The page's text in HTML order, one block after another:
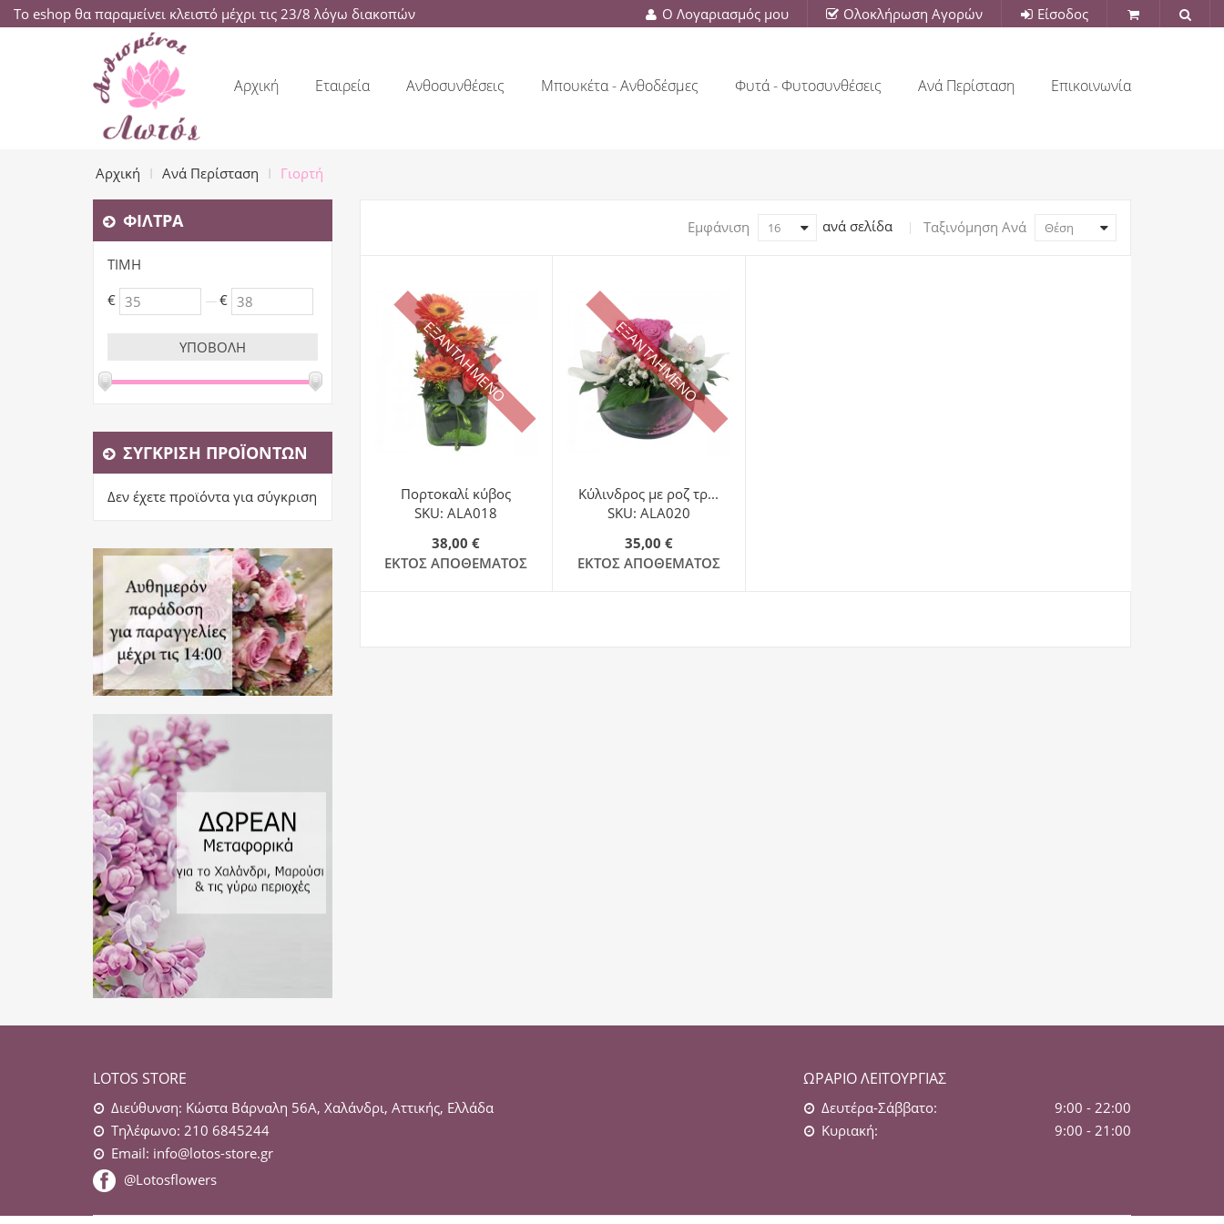
Το eshop θα παραμείνει κλειστό μέχρι τις 23/8 λόγω διακοπών Ο Λογαριασμός μου Ολοκλήρωση Αγορών Είσοδος
Αρχική Εταιρεία Ανθοσυνθέσεις Μπουκέτα - Ανθοδέσμες Φυτά - Φυτοσυνθέσεις Ανά Περίσταση Επικοινωνία
Αρχική Ανά Περίσταση Γιορτή
ΦΊΛΤΡΑ
ΤΙΜΉ
€
€
ΣΎΓΚΡΙΣΗ ΠΡΟΪΌΝΤΩΝ
Δεν έχετε προϊόντα για σύγκριση
Εμφάνιση 16 ανά σελίδα Ταξινόμηση Ανά Θέση
ΕΞΑΝΤΛΗΜΕΝΟ
Πορτοκαλί κύβος
SKU: ALA018
38,00 €
ΕΚΤΌΣ ΑΠΟΘΈΜΑΤΟΣ
ΕΞΑΝΤΛΗΜΕΝΟ
Κύλινδρος με ροζ τρ...
SKU: ALA020
35,00 €
ΕΚΤΌΣ ΑΠΟΘΈΜΑΤΟΣ
LOTOS STORE
Διεύθυνση: Κώστα Βάρναλη 56Α, Χαλάνδρι, Αττικής, Ελλάδα
Τηλέφωνο: 210 6845244
Email: info@lotos-store.gr
@Lotosflowers
ΩΡΆΡΙΟ ΛΕΙΤΟΥΡΓΊΑΣ
Δευτέρα-Σάββατο:
9:00 - 22:00
Κυριακή:
9:00 - 21:00